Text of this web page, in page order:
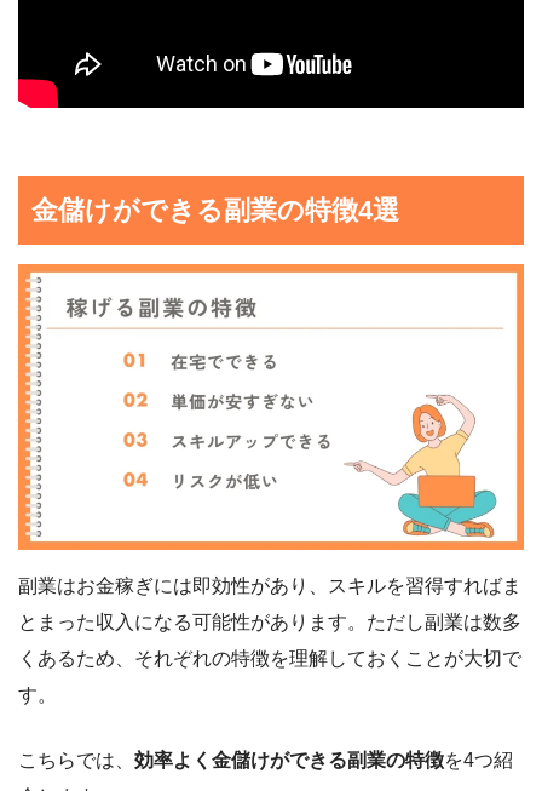
金儲けができる副業の特徴4選
副業はお金稼ぎには即効性があり、スキルを習得すればま
とまった収入になる可能性があります。ただし副業は数多
くあるため、それぞれの特徴を理解しておくことが大切で
す。
こちらでは、 効率よく金儲けができる副業の特徴を4つ紹